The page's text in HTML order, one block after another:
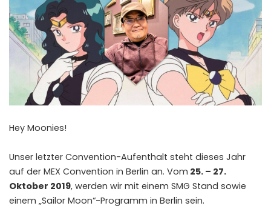
Hey Moonies!
Unser letzter Convention-Aufenthalt steht dieses Jahr
auf der MEX Convention in Berlin an. Vom 25. – 27.
Oktober 2019, werden wir mit einem SMG Stand sowie
einem „Sailor Moon“-Programm in Berlin sein.